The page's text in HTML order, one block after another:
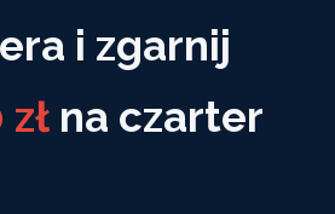
i zgarnij
na czarter